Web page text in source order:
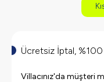
Ücretsiz İptal, %100
Villacınız'da müşteri